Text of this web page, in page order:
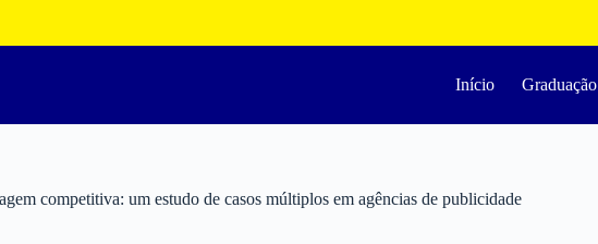
Início Graduação
competitiva: um estudo de casos múltiplos em agências de publicidade